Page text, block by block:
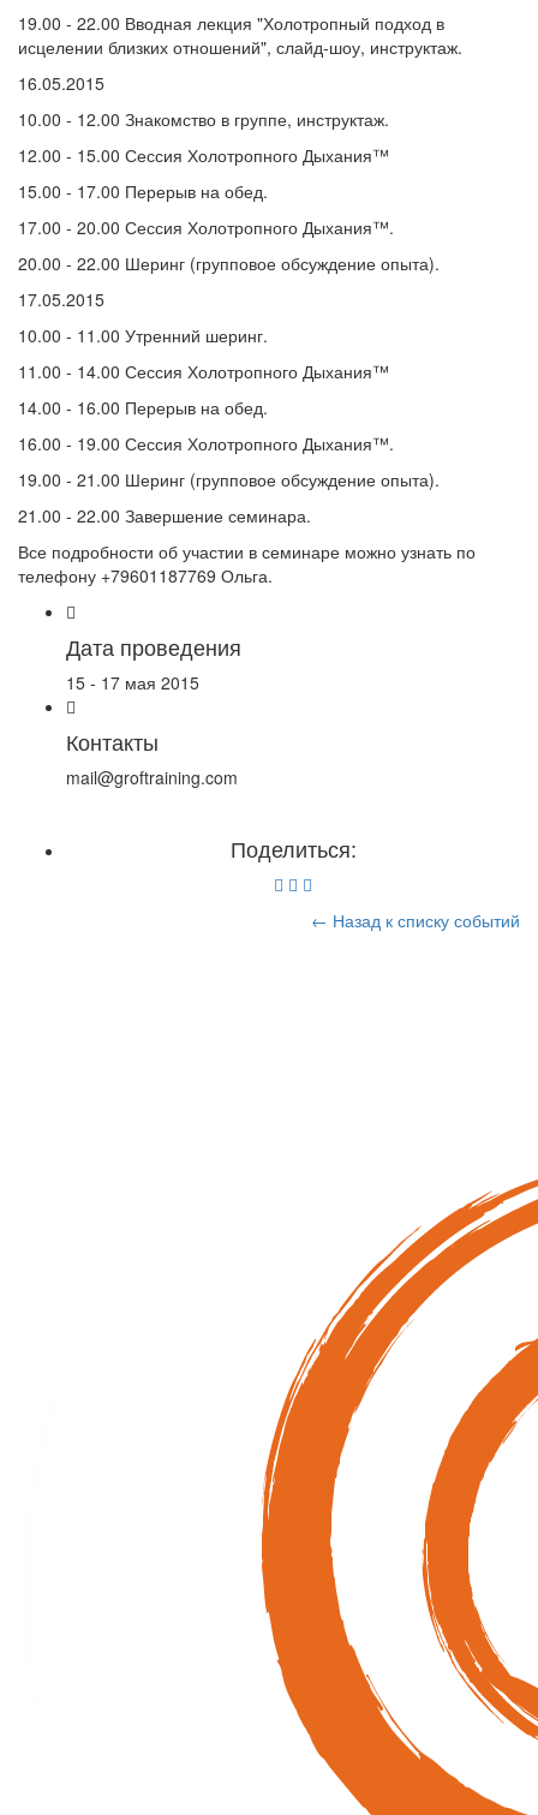
19.00 - 22.00 Вводная лекция "Холотропный подход в
исцелении близких отношений", слайд-шоу, инструктаж.
16.05.2015
10.00 - 12.00 Знакомство в группе, инструктаж.
12.00 - 15.00 Сессия Холотропного Дыхания™
15.00 - 17.00 Перерыв на обед.
17.00 - 20.00 Сессия Холотропного Дыхания™.
20.00 - 22.00 Шеринг (групповое обсуждение опыта).
17.05.2015
10.00 - 11.00 Утренний шеринг.
11.00 - 14.00 Сессия Холотропного Дыхания™
14.00 - 16.00 Перерыв на обед.
16.00 - 19.00 Сессия Холотропного Дыхания™.
19.00 - 21.00 Шеринг (групповое обсуждение опыта).
21.00 - 22.00 Завершение семинара.
Все подробности об участии в семинаре можно узнать по
телефону +79601187769 Ольга.
Дата проведения
15 - 17 мая 2015
Контакты
mail@groftraining.com
Поделиться:
← Назад к списку событий